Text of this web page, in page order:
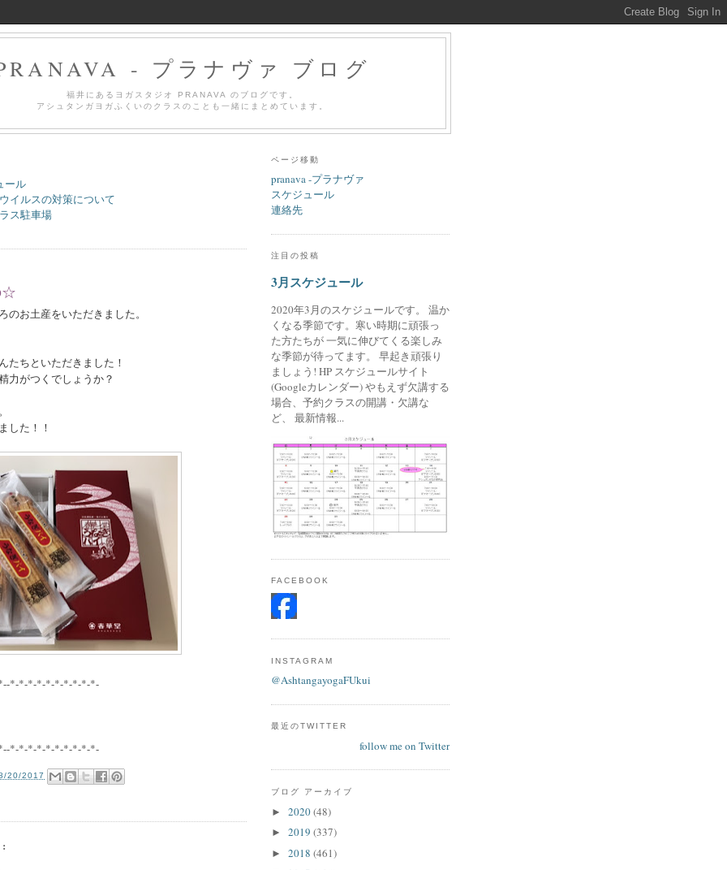
- プラナヴァ ブログ
福井にあるヨガスタジオ PRANAVA のブログです。
アシュタンガヨガふくいのクラスのことも一緒にまとめています。
ール
イルスの対策について
ス駐車場
☆
のお土産をいただきました。
たちといただきました！
力がつくでしょうか？
した！！
*-*-*-*-*-*-*-*-*-*-
*-*-*-*-*-*-*-*-*-*-
20/2017
ページ移動
pranava -プラナヴァ
スケジュール
連絡先
注目の投稿
3月スケジュール
2020年3月のスケジュールです。 温か
くなる季節です。寒い時期に頑張っ
た方たちが 一気に伸びてくる楽しみ
な季節が待ってます。 早起き頑張り
ましょう! HP スケジュールサイト
(Googleカレンダー) やもえず欠講する
場合、予約クラスの開講・欠講な
ど、 最新情報...
FACEBOOK
INSTAGRAM
@AshtangayogaFUkui
最近のTWITTER
follow me on Twitter
ブログ アーカイブ
► 2020(48)
► 2019 (337)
► 2018 (461)